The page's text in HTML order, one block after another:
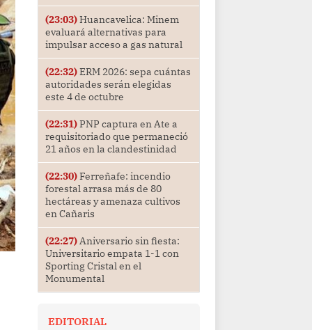
(23:03)Huancavelica: Minem
evaluará alternativas para
impulsar acceso a gas natural
(22:32)ERM 2026: sepa cuántas
autoridades serán elegidas
este 4 de octubre
(22:31)PNP captura en Ate a
requisitoriado que permaneció
21 años en la clandestinidad
(22:30)Ferreñafe: incendio
forestal arrasa más de 80
hectáreas y amenaza cultivos
en Cañaris
(22:27)Aniversario sin fiesta:
Universitario empata 1-1 con
Sporting Cristal en el
Monumental
EDITORIAL